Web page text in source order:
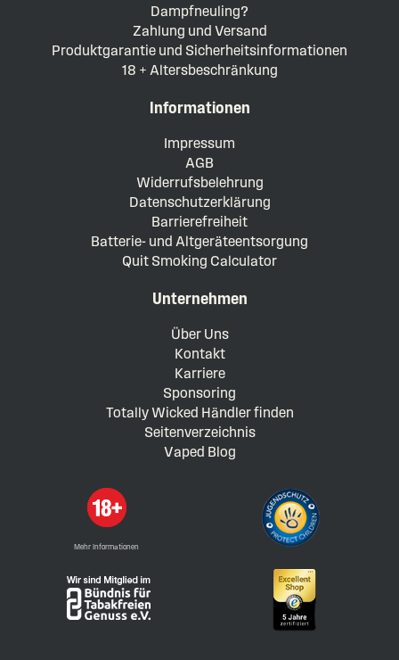
Dampfneuling?
Zahlung und Versand
Produktgarantie und Sicherheitsinformationen
18 + Altersbeschränkung
Informationen
Impressum
AGB
Widerrufsbelehrung
Datenschutzerklärung
Barrierefreiheit
Batterie- und Altgeräteentsorgung
Quit Smoking Calculator
Unternehmen
Über Uns
Kontakt
Karriere
Sponsoring
Totally Wicked Händler finden
Seitenverzeichnis
Vaped Blog
Mehr Informationen